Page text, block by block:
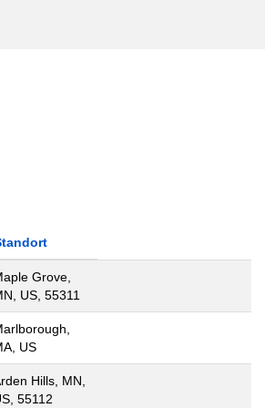
Grove,
US, 55311
US
Hills, MN,
55112